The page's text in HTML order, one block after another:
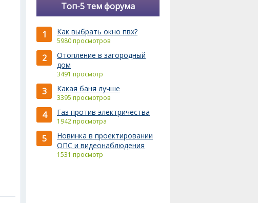
Топ-5 тем форума
1 Как выбрать окно пвх?
5980 просмотров
2
Отопление в загородный
дом
3491 просмотр
3 Какая баня лучше
3395 просмотров
4 Газ против электричества
1942 просмотра
5
Новинка в проектировании
ОПС и видеонаблюдения
1531 просмотр